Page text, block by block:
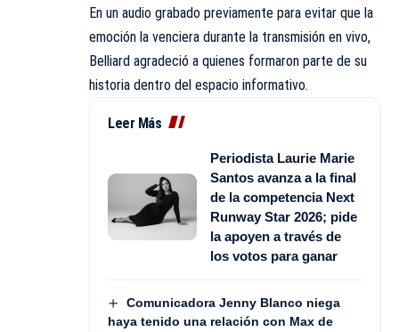
En un audio grabado previamente para evitar que la
emoción la venciera durante la transmisión en vivo,
Belliard agradeció a quienes formaron parte de su
historia dentro del espacio informativo.
Leer Más
Periodista Laurie Marie
Santos avanza a la final
de la competencia Next
Runway Star 2026; pide
la apoyen a través de
los votos para ganar
Comunicadora Jenny Blanco niega
haya tenido una relación con Max de